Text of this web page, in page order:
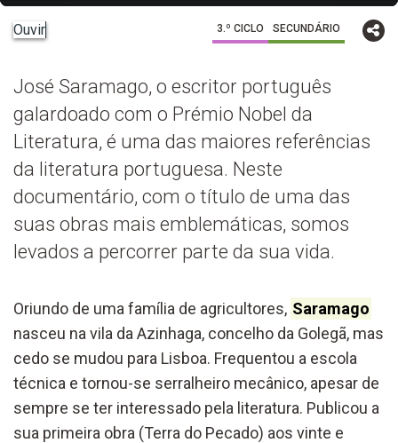
Ouvir 3.º CICLO SECUNDÁRIO
José Saramago, o escritor português
galardoado com o Prémio Nobel da
Literatura, é uma das maiores referências
da literatura portuguesa. Neste
documentário, com o título de uma das
suas obras mais emblemáticas, somos
levados a percorrer parte da sua vida.
Oriundo de uma família de agricultores, Saramago
nasceu na vila da Azinhaga, concelho da Golegã, mas
cedo se mudou para Lisboa. Frequentou a escola
técnica e tornou-se serralheiro mecânico, apesar de
sempre se ter interessado pela literatura. Publicou a
sua primeira obra (Terra do Pecado) aos vinte e